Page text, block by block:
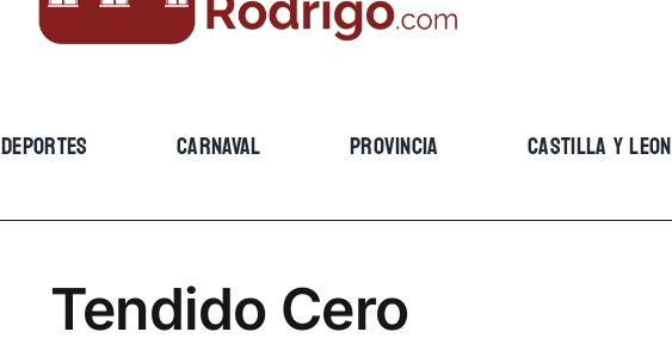
DEPORTES CARNAVAL PROVINCIA CASTILLA Y LEON
Tendido Cero